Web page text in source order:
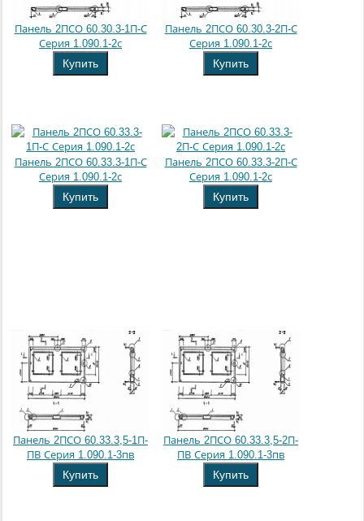
Панель 2ПСО 60.30.3-1П-С
Серия 1.090.1-2с
Купить
Панель 2ПСО 60.30.3-2П-С
Серия 1.090.1-2с
Купить
Панель 2ПСО 60.33.3-1П-С
Серия 1.090.1-2с
Купить
Панель 2ПСО 60.33.3-2П-С
Серия 1.090.1-2с
Купить
Панель 2ПСО 60.33.3,5-1П-
ПВ Серия 1.090.1-3пв
Купить
Панель 2ПСО 60.33.3,5-2П-
ПВ Серия 1.090.1-3пв
Купить